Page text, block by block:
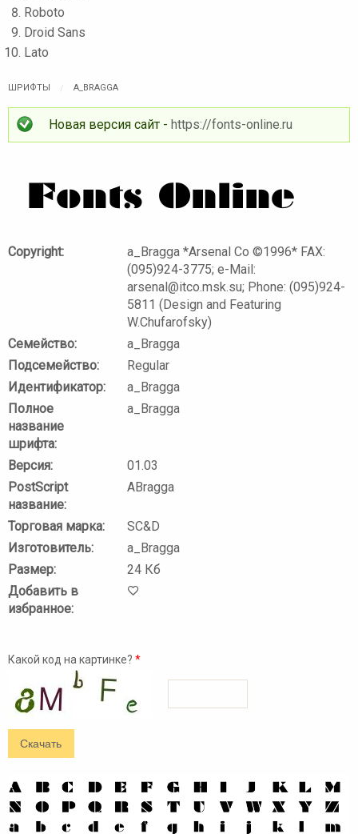
ШРИФТЫ A_BRAGGA
Новая версия сайт - https://fonts-online.ru
Copyright:
a_Bragga *Arsenal Co ©1996* FAX:
(095)924-3775; e-Mail:
arsenal@itco.msk.su; Phone: (095)924-
5811 (Design and Featuring
W.Chufarofsky)
Семейство:
a_Bragga
Подсемейство:
Regular
Идентификатор:
a_Bragga
Полное
название
шрифта:
a_Bragga
Версия:
01.03
PostScript
название:
ABragga
Торговая марка:
SC&D
Изготовитель:
a_Bragga
Размер:
24 Кб
Добавить в
избранное:
Какой код на картинке? *
Roboto
Droid Sans
Lato